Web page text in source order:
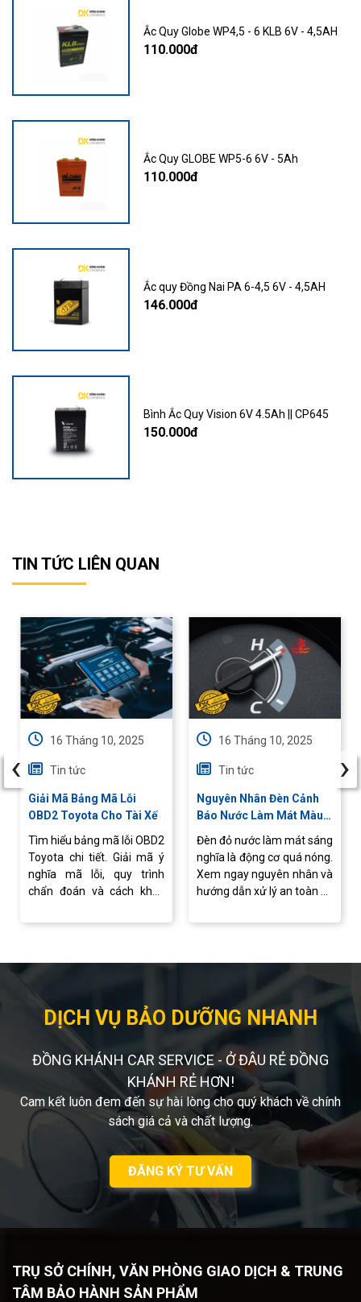
Ắc Quy Globe WP4,5 - 6 KLB 6V - 4,5AH
110.000đ
Ắc Quy GLOBE WP5-6 6V - 5Ah
110.000đ
Ắc quy Đồng Nai PA 6-4,5 6V - 4,5AH
146.000đ
Bình Ắc Quy Vision 6V 4.5Ah || CP645
150.000đ
TIN TỨC LIÊN QUAN
16 Tháng 10, 2025
Tin tức
Giải Mã Bảng Mã Lỗi
OBD2 Toyota Cho Tài Xế
Tìm hiểu bảng mã lỗi OBD2
Toyota chi tiết. Giải mã ý
nghĩa mã lỗi, quy trình
chẩn đoán và cách khắc
16 Tháng 10, 2025
Tin tức
Nguyên Nhân Đèn Cảnh
Báo Nước Làm Mát Màu
Đỏ Bật Sáng
Đèn đỏ nước làm mát sáng
nghĩa là động cơ quá nóng.
Xem ngay nguyên nhân và
hướng dẫn xử lý an toàn để
‹ ›
DỊCH VỤ BẢO DƯỠNG NHANH
ĐỒNG KHÁNH CAR SERVICE - Ở ĐÂU RẺ ĐỒNG
KHÁNH RẺ HƠN!
Cam kết luôn đem đến sự hài lòng cho quý khách về chính
sách giá cả và chất lượng.
ĐĂNG KÝ TƯ VẤN
TRỤ SỞ CHÍNH, VĂN PHÒNG GIAO DỊCH & TRUNG
TÂM BẢO HÀNH SẢN PHẨM